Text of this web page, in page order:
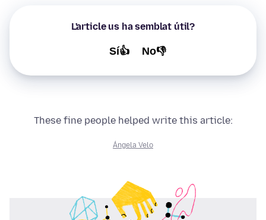
L'article us ha semblat útil?
Sí👍 No👎
These fine people helped write this article:
Ángela Velo